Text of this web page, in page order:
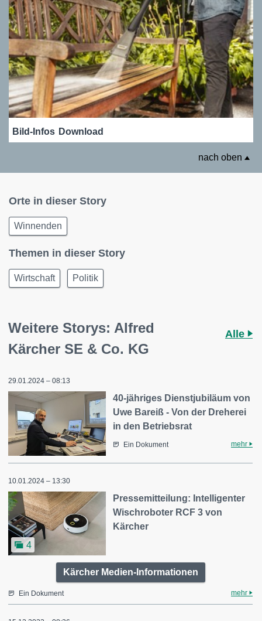
Bild-Infos Download
nach oben
Orte in dieser Story
Winnenden
Themen in dieser Story
Wirtschaft Politik
Weitere Storys: Alfred
Kärcher SE & Co. KG
Alle
29.01.2024 – 08:13
40-jähriges Dienstjubiläum von
Uwe Bareiß - Von der Dreherei
in den Betriebsrat
Ein Dokument mehr
10.01.2024 – 13:30
4
Pressemitteilung: Intelligenter
Wischroboter RCF 3 von
Kärcher
Kärcher Medien-Informationen
Ein Dokument mehr